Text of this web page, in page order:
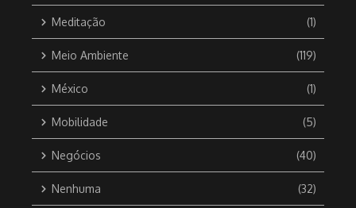
Meditação (1)
Meio Ambiente (119)
México (1)
Mobilidade (5)
Negócios (40)
Nenhuma (32)